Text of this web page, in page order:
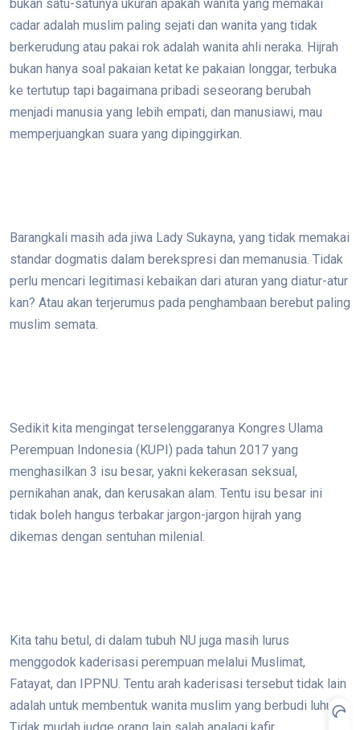
bukan satu-satunya ukuran apakah wanita yang memakai
cadar adalah muslim paling sejati dan wanita yang tidak
berkerudung atau pakai rok adalah wanita ahli neraka. Hijrah
bukan hanya soal pakaian ketat ke pakaian longgar, terbuka
ke tertutup tapi bagaimana pribadi seseorang berubah
menjadi manusia yang lebih empati, dan manusiawi, mau
memperjuangkan suara yang dipinggirkan.
Barangkali masih ada jiwa Lady Sukayna, yang tidak memakai
standar dogmatis dalam berekspresi dan memanusia. Tidak
perlu mencari legitimasi kebaikan dari aturan yang diatur-atur
kan? Atau akan terjerumus pada penghambaan berebut paling
muslim semata.
Sedikit kita mengingat terselenggaranya Kongres Ulama
Perempuan Indonesia (KUPI) pada tahun 2017 yang
menghasilkan 3 isu besar, yakni kekerasan seksual,
pernikahan anak, dan kerusakan alam. Tentu isu besar ini
tidak boleh hangus terbakar jargon-jargon hijrah yang
dikemas dengan sentuhan milenial.
Kita tahu betul, di dalam tubuh NU juga masih lurus
menggodok kaderisasi perempuan melalui Muslimat,
Fatayat, dan IPPNU. Tentu arah kaderisasi tersebut tidak lain
adalah untuk membentuk wanita muslim yang berbudi luhur.
Tidak mudah judge orang lain salah apalagi kafir.